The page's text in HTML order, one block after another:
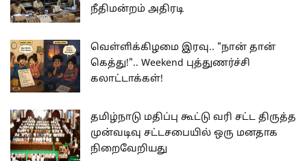
நீதிமன்றம் அதிரடி
வெள்ளிக்கிழமை இரவு.. "நான் தான்
கெத்து!".. Weekend புத்துணர்ச்சி
கலாட்டாக்கள்!
தமிழ்நாடு மதிப்பு கூட்டு வரி சட்ட திருத்த
முன்வடிவு சட்டசபையில் ஒரு மனதாக
நிறைவேறியது